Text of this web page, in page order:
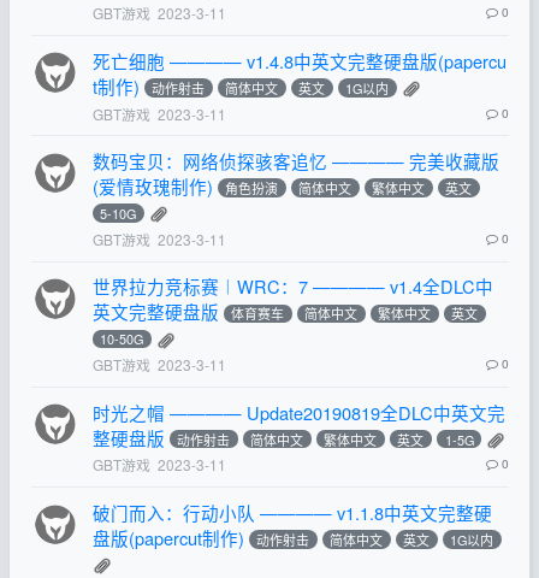
GBT游戏 2023-3-11 0
死亡细胞 ———— v1.4.8中英文完整硬盘版(papercu
t制作)
动作射击 简体中文 英文 1G以内
GBT游戏 2023-3-11 0
数码宝贝：网络侦探骇客追忆 ———— 完美收藏版
(爱情玫瑰制作)
角色扮演 简体中文 繁体中文
英文
5-10G
GBT游戏 2023-3-11 0
世界拉力竞标赛︱WRC：7 ———— v1.4全DLC中
英文完整硬盘版
体育赛车 简体中文 繁体中文
英文
10-50G
GBT游戏 2023-3-11 0
时光之帽 ———— Update20190819全DLC中英文完
整硬盘版
动作射击 简体中文 繁体中文 英文 1-5G
GBT游戏 2023-3-11 0
破门而入：行动小队 ———— v1.1.8中英文完整硬
盘版(papercut制作)
动作射击 简体中文 英文 1G以内